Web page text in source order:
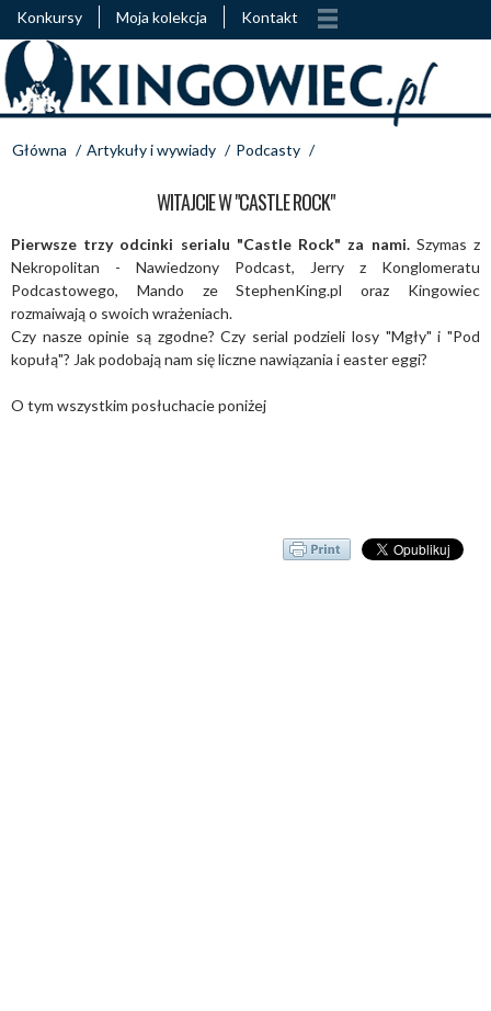
Konkursy Moja kolekcja Kontakt
Główna / Artykuły i wywiady / Podcasty /
WITAJCIE W "CASTLE ROCK"
Pierwsze trzy odcinki serialu "Castle Rock" za nami.Szymas z
Nekropolitan - Nawiedzony Podcast, Jerry z Konglomeratu
Podcastowego, Mando ze StephenKing.pl oraz Kingowiec
rozmaiwają o swoich wrażeniach.
Czy nasze opinie są zgodne? Czy serial podzieli losy "Mgły" i "Pod
kopułą"? Jak podobają nam się liczne nawiązania i easter eggi?
O tym wszystkim posłuchacie poniżej